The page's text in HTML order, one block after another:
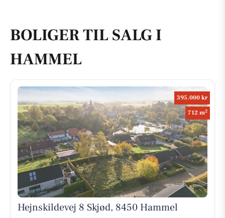
BOLIGER TIL SALG I
HAMMEL
395.000 kr
712 m2
Hejnskildevej 8 Skjød, 8450 Hammel